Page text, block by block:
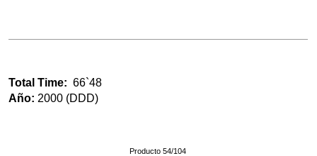
Total Time: 66`48
Año: 2000 (DDD)
Producto 54/104